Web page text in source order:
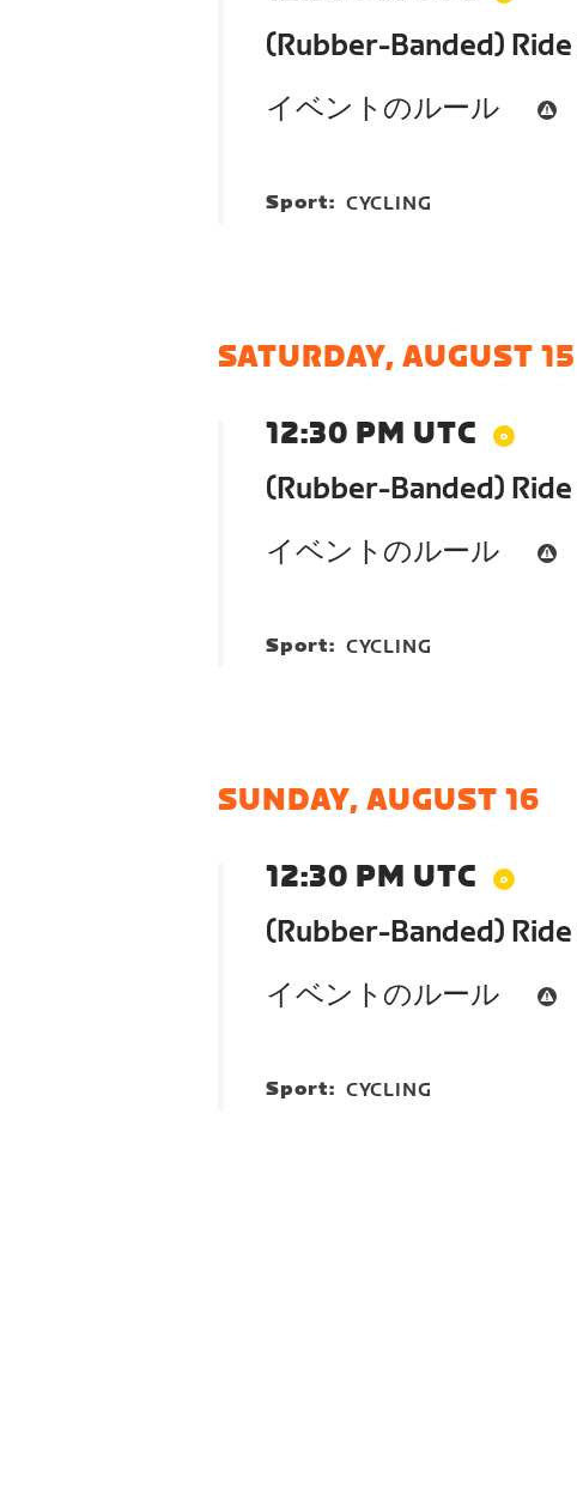
(Rubber-Banded)
イベントのルール
Sport: CYCLING
SATURDAY, AUGUST 15
12:30 PM UTC
(Rubber-Banded)
イベントのルール
Sport: CYCLING
SUNDAY, AUGUST 16
12:30 PM UTC
(Rubber-Banded)
イベントのルール
Sport: CYCLING